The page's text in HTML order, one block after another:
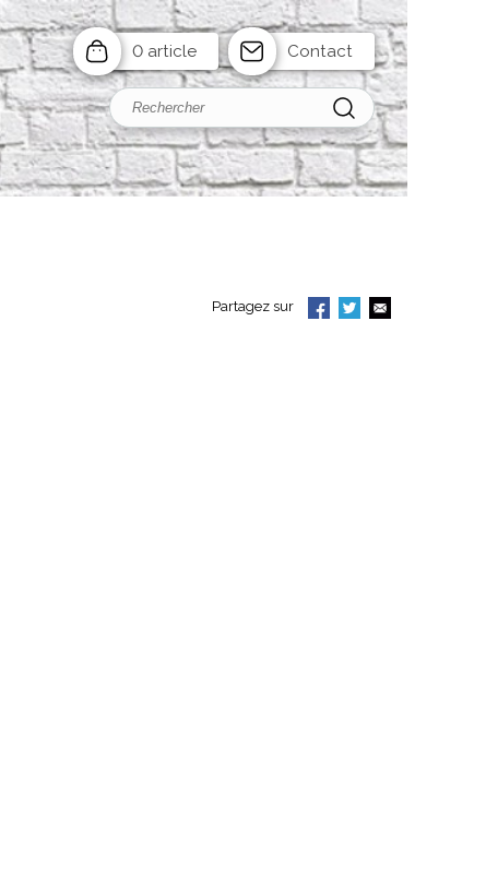
0 article Contact
Partagez sur